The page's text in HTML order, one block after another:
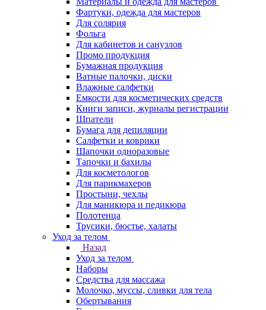
Фартуки, одежда для мастеров
Для солярия
Фольга
Для кабинетов и санузлов
Промо продукция
Бумажная продукция
Ватные палочки, диски
Влажные салфетки
Емкости для косметических средств
Книги записи, журналы регистрации
Шпатели
Бумага для депиляции
Салфетки и коврики
Шапочки одноразовые
Тапочки и бахилы
Для косметологов
Для парикмахеров
Простыни, чехлы
Для маникюра и педикюра
Полотенца
Трусики, бюстье, халаты
Уход за телом
Назад
Уход за телом
Наборы
Средства для массажа
Молочко, муссы, сливки для тела
Обертывания